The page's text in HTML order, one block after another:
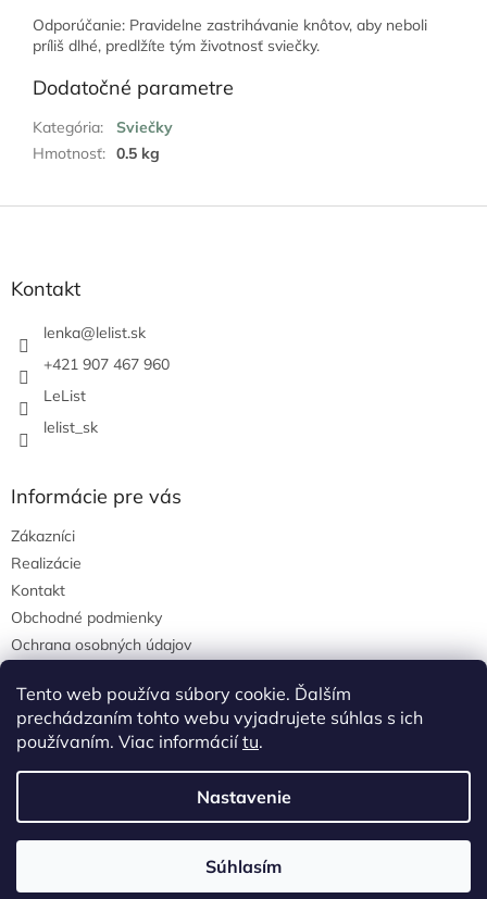
Tento web používa súbory cookie. Ďalším
prechádzaním tohto webu vyjadrujete súhlas s ich
používaním. Viac informáciítu.
Nastavenie
Súhlasím
Odporúčanie: Pravidelne zastrihávanie knôtov, aby neboli
príliš dlhé, predlžíte tým životnosť sviečky.
Dodatočné parametre
Kategória:
Sviečky
Hmotnosť: 0.5 kg
Kontakt
lenka@lelist.sk
+421 907 467 960
LeList
lelist_sk
Informácie pre vás
Zákazníci
Realizácie
Kontakt
Obchodné podmienky
Ochrana osobných údajov
Pinterest
LeList. Všetky práva vyhradené.